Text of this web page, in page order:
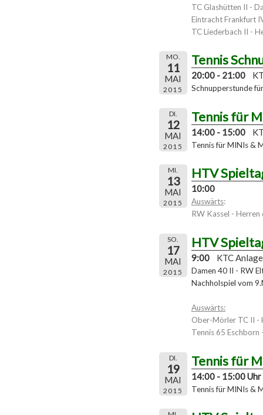
TC Glashütten II -
Eintracht Frankfurt
TC Liederbach II -
MO.
11
MAI
2015
Tennis
20:00 - 21:00
Schnupperstunde
DI.
12
MAI
2015
Tennis für
14:00 - 15:00
Tennis für MINIs &
MI.
13
MAI
2015
HTV
10:00
Auswärts:
RW Kassel - Herren
SO.
17
MAI
2015
HTV
9:00 KTC Anlage
Damen 40 II - RW
Nachholspiel vom
Auswärts:
Ober-Mörler TC II -
Tennis 65 Eschborn
DI.
19
MAI
2015
Tennis für
14:00 - 15:00 Uhr
Tennis für MINIs &